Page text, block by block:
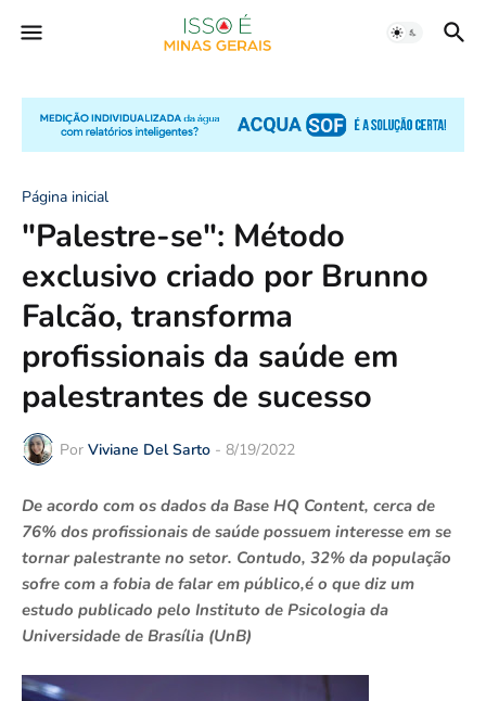
Página inicial
"Palestre-se": Método
exclusivo criado por Brunno
Falcão, transforma
profissionais da saúde em
palestrantes de sucesso
Por Viviane Del Sarto - 8/19/2022
De acordo com os dados da Base HQ Content, cerca de
76% dos profissionais de saúde possuem interesse em se
tornar palestrante no setor. Contudo, 32% da população
sofre com a fobia de falar em público,é o que diz um
estudo publicado pelo Instituto de Psicologia da
Universidade de Brasília (UnB)